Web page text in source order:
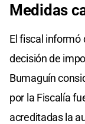
Medidas
El fiscal
decisión de
Bumaguín
por la Fiscalía
acreditadas la